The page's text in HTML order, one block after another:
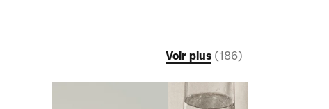
Voir plus (186)